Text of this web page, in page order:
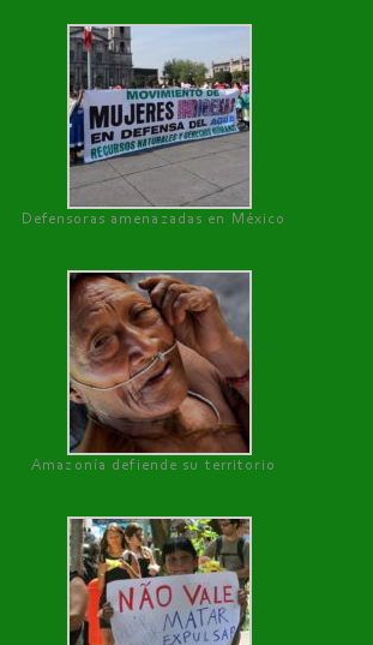
Defensoras amenazadas en México
Amazonía defiende su territorio